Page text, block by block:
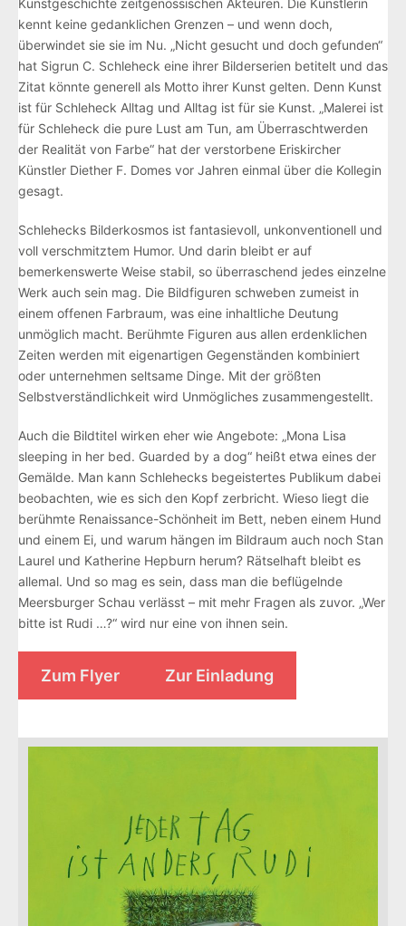
kennt keine gedanklichen Grenzen – und wenn doch,
überwindet sie sie im Nu. „Nicht gesucht und doch gefunden“
hat Sigrun C. Schleheck eine ihrer Bilderserien betitelt und das
Zitat könnte generell als Motto ihrer Kunst gelten. Denn Kunst
ist für Schleheck Alltag und Alltag ist für sie Kunst. „Malerei ist
für Schleheck die pure Lust am Tun, am Überraschtwerden
der Realität von Farbe“ hat der verstorbene Eriskircher
Künstler Diether F. Domes vor Jahren einmal über die Kollegin
gesagt.
Schlehecks Bilderkosmos ist fantasievoll, unkonventionell und
voll verschmitztem Humor. Und darin bleibt er auf
bemerkenswerte Weise stabil, so überraschend jedes einzelne
Werk auch sein mag. Die Bildfiguren schweben zumeist in
einem offenen Farbraum, was eine inhaltliche Deutung
unmöglich macht. Berühmte Figuren aus allen erdenklichen
Zeiten werden mit eigenartigen Gegenständen kombiniert
oder unternehmen seltsame Dinge. Mit der größten
Selbstverständlichkeit wird Unmögliches zusammengestellt.
Auch die Bildtitel wirken eher wie Angebote: „Mona Lisa
sleeping in her bed. Guarded by a dog“ heißt etwa eines der
Gemälde. Man kann Schlehecks begeistertes Publikum dabei
beobachten, wie es sich den Kopf zerbricht. Wieso liegt die
berühmte Renaissance-Schönheit im Bett, neben einem Hund
und einem Ei, und warum hängen im Bildraum auch noch Stan
Laurel und Katherine Hepburn herum? Rätselhaft bleibt es
allemal. Und so mag es sein, dass man die beflügelnde
Meersburger Schau verlässt – mit mehr Fragen als zuvor. „Wer
bitte ist Rudi …?“ wird nur eine von ihnen sein.
Zum Flyer Zur Einladung